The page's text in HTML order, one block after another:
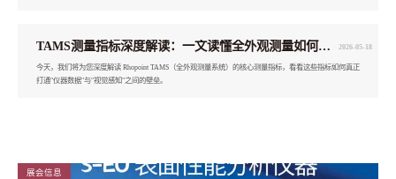
TAMS测量指标深度解读：一文读懂全外观测量如何为汽车涂装质量赋能 2026-05-18
今天，我们将为您深度解读 Rhopoint TAMS（全外观测量系统）的核心测量指标，看看这些指标如何真正
打通"仪器数据"与"视觉感知"之间的壁垒。
展会信息